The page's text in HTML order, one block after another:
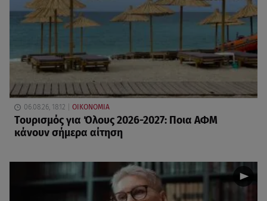
06.08.26, 18:12 ΟΙΚΟΝΟΜΙΑ
Τουρισμός για Όλους 2026-2027: Ποια ΑΦΜ
κάνουν σήμερα αίτηση